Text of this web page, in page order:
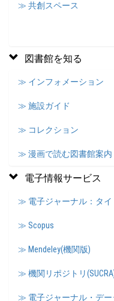
≫ 共創スペース
図書館を知る
≫ インフォメーション
≫ 施設ガイド
≫ コレクション
≫ 漫画で読む図書館案内
電子情報サービス
≫ 電子ジャーナル：タイ
≫ Scopus
≫ Mendeley(機関版)
≫ 機関リポジトリ
≫ 電子ジャーナル・デー